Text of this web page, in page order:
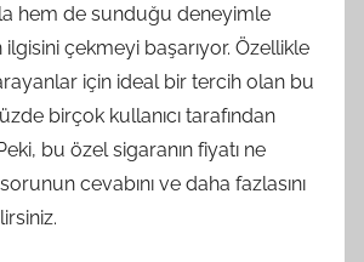
hem de sunduğu deneyimle
çekmeyi başarıyor. Özellikle
için ideal bir tercih olan bu
birçok kullanıcı tarafından
bu özel sigaranın fiyatı ne
cevabını ve daha fazlasını